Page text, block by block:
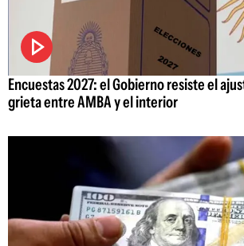
Encuestas 2027: el Gobierno resiste el
grieta entre AMBA y el interior